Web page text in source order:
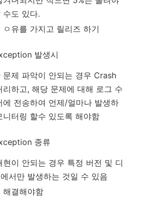
수도 있다.
ㅇ유를 가지고 릴리즈 하기
발생시
문제 파악이 안되는 경우 Crash
리하고, 해당 문제에 대해 로그 수
에 전송하여 언제/얼마나 발생하
니터링 할수 있도록 해야함
종류
현이 안되는 경우 특정 버전 및 디
서만 발생하는 것일 수 있음
해결해야함